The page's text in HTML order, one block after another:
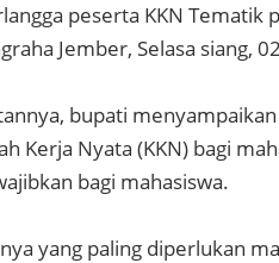
peserta KKN Tematik
Jember, Selasa siang,
bupati
Kerja Nyata (KKN) bagi
bagi mahasiswa.
yang paling diperlukan